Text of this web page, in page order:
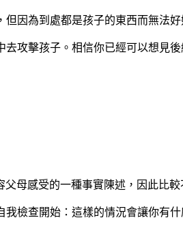
因為到處都是孩子的東西而無法
攻擊孩子。相信你已經可以想見後
母感受的一種事實陳述，因此比
檢查開始：這樣的情況會讓你有